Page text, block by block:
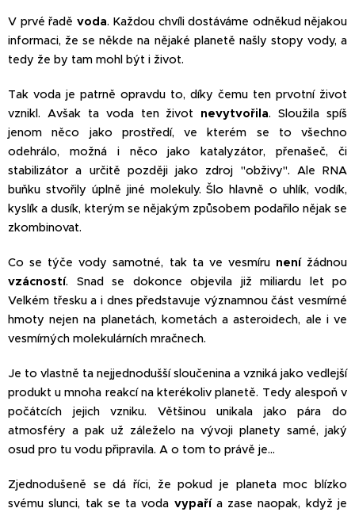
V prvé řadě voda. Každou chvíli dostáváme odněkud nějakou
informaci, že se někde na nějaké planetě našly stopy vody, a
tedy že by tam mohl být i život.
Tak voda je patrně opravdu to, díky čemu ten prvotní život
vznikl. Avšak ta voda ten život nevytvořila. Sloužila spíš
jenom něco jako prostředí, ve kterém se to všechno
odehrálo, možná i něco jako katalyzátor, přenašeč, či
stabilizátor a určitě později jako zdroj "obživy". Ale RNA
buňku stvořily úplně jiné molekuly. Šlo hlavně o uhlík, vodík,
kyslík a dusík, kterým se nějakým způsobem podařilo nějak se
zkombinovat.
Co se týče vody samotné, tak ta ve vesmíru nenížádnou
vzácností. Snad se dokonce objevila již miliardu let po
Velkém třesku a i dnes představuje významnou část vesmírné
hmoty nejen na planetách, kometách a asteroidech, ale i ve
vesmírných molekulárních mračnech.
Je to vlastně ta nejjednodušší sloučenina a vzniká jako vedlejší
produkt u mnoha reakcí na kterékoliv planetě. Tedy alespoň v
počátcích jejich vzniku. Většinou unikala jako pára do
atmosféry a pak už záleželo na vývoji planety samé, jaký
osud pro tu vodu připravila. A o tom to právě je…
Zjednodušeně se dá říci, že pokud je planeta moc blízko
svému slunci, tak se ta voda vypaří a zase naopak, když je